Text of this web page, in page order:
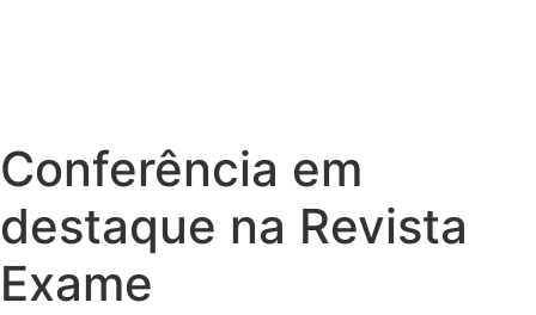
Conferência em
destaque na Revista
Exame